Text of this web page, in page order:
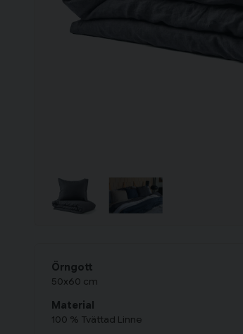
Örngott
50x60 cm
Material
100 % Tvättad Linne